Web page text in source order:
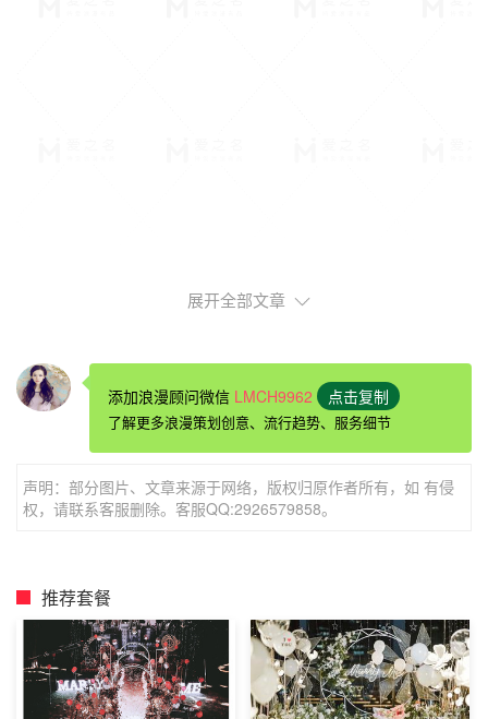
求婚道具气球：气球墙求婚
你可以策划一场浪漫温馨的家庭式求婚，在房间里利用
彩色气球布置浪漫的场景，用气球打造爱心墙，在每个气球
me?”然后搭配闪烁的彩色灯光，鲜花，营造浪漫的氛围。
当女友回家打开房门的看到这一幕会多么的惊喜，此时的你
展开全部文章
添加浪漫顾问微信 LMCH9962 点击复制
了解更多浪漫策划创意、流行趋势、服务细节
声明：部分图片、文章来源于网络，版权归原作者所有，如 有侵
权，请联系客服删除。客服QQ:2926579858。
推荐套餐